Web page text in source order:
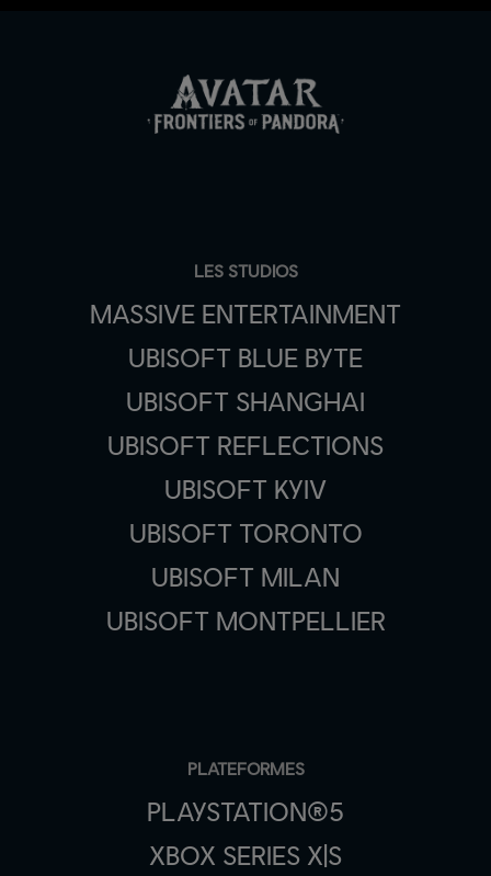
LES STUDIOS
MASSIVE ENTERTAINMENT
UBISOFT BLUE BYTE
UBISOFT SHANGHAI
UBISOFT REFLECTIONS
UBISOFT KYIV
UBISOFT TORONTO
UBISOFT MILAN
UBISOFT MONTPELLIER
PLATEFORMES
PLAYSTATION®5
XBOX SERIES X|S